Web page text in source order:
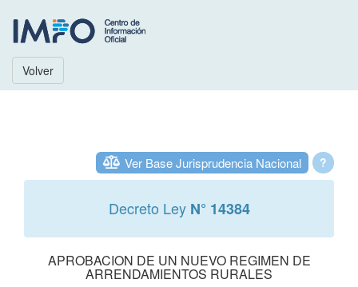
Volver
?
Ver Base Jurisprudencia Nacional
Decreto Ley N° 14384
APROBACION DE UN NUEVO REGIMEN DE
ARRENDAMIENTOS RURALES